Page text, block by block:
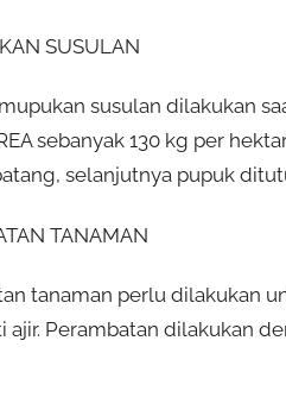
SUSULAN
susulan dilakukan
sebanyak 130 kg per
selanjutnya pupuk
TANAMAN
tanaman perlu dilakukan
ajir. Perambatan dilakukan